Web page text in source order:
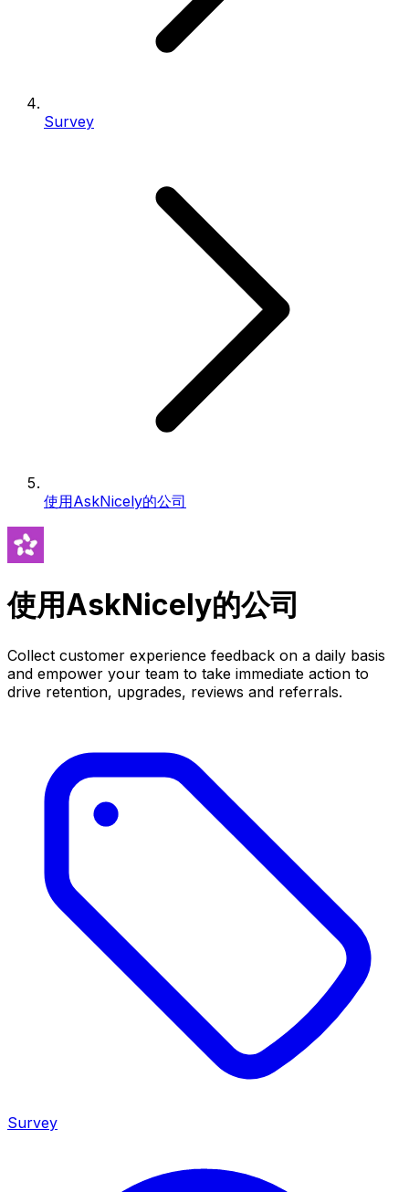
Survey
使用AskNicely的公司
使用AskNicely的公司
Collect customer experience feedback on a daily basis
and empower your team to take immediate action to
drive retention, upgrades, reviews and referrals.
Survey